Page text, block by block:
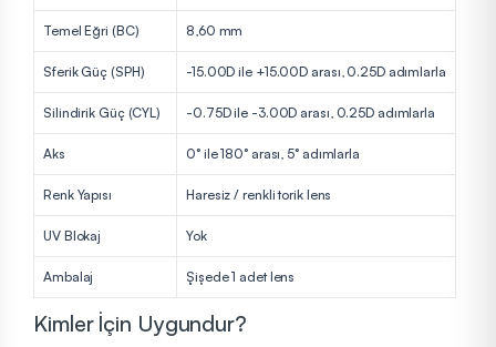
Temel Eğri (BC) 8,60 mm
Sferik Güç (SPH) -15.00D ile +15.00D arası, 0.25D adımlarla
Silindirik Güç (CYL) -0.75D ile -3.00D arası, 0.25D adımlarla
Aks 0° ile 180° arası, 5° adımlarla
Renk Yapısı Haresiz / renkli torik lens
UV Blokaj Yok
Ambalaj Şişede 1 adet lens
Kimler İçin Uygundur?